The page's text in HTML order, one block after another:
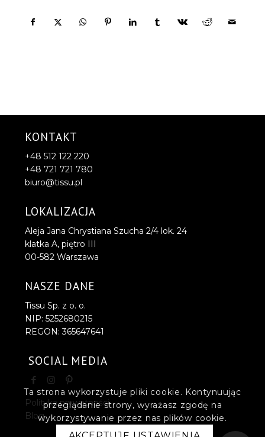
KONTAKT
+48 512 122 220
+48 721 721 780
biuro@tissu.pl
LOKALIZACJA
Aleja Jana Chrystiana Szucha 2/4 lok. 24
klatka A, piętro III
00-582 Warszawa
NASZE DANE
Tissu Sp. z o. o.
NIP: 5252680215
REGON: 365647641
SOCIAL MEDIA
Polityka prywatności
Blog
Ta strona wykorzystuje pliki cookie. Kontynuując
przeglądanie strony, wyrażasz zgodę na
wykorzystywanie przez nas plików cookie.